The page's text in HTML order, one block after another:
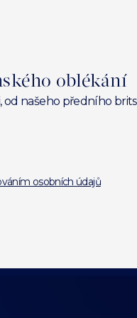
oblékání
našeho předního
osobních údajů